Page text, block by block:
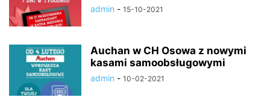
admin - 15-10-2021
Auchan w CH Osowa z nowymi
kasami samoobsługowymi
admin - 10-02-2021